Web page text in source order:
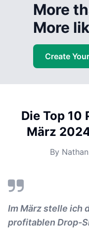
More
More
Create
Die Top 10
März
By
Im März stelle ich
profitablen Drop-